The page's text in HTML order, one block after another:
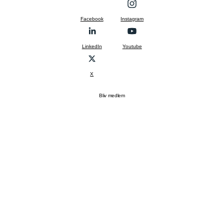
Facebook Instagram
LinkedIn Youtube
X
Bliv medlem